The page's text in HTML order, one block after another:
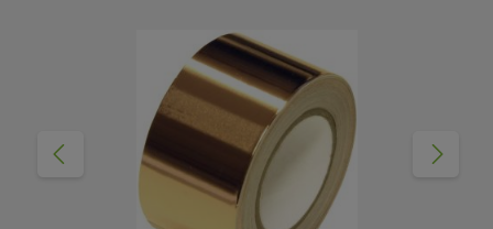
Bildergalerie überspringen